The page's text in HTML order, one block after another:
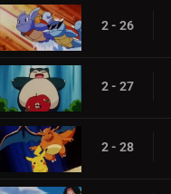
2 - 26
2 - 27
2 - 28